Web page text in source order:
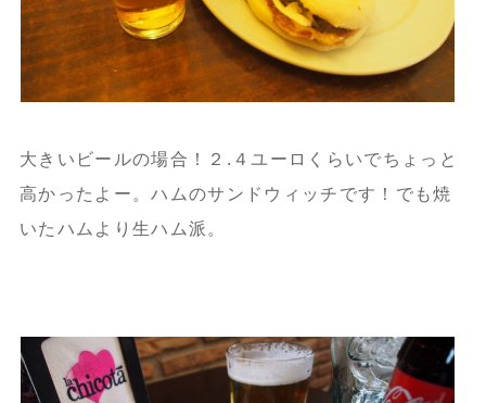
大きいビールの場合！２.４ユーロくらいでちょっと
高かったよー。ハムのサンドウィッチです！でも焼
いたハムより生ハム派。